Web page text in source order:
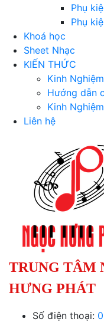
Phụ
Phụ
Khoá học
Sheet Nhạc
KIẾN THỨC
Kinh
Hướng dẫn
Kinh
Liên hệ
TRUNG TÂM
HƯNG PHÁT
Số điện thoại: